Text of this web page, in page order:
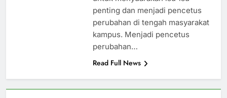
penting dan menjadi pencetus
perubahan di tengah masyarakat
kampus. Menjadi pencetus
perubahan…
Read Full News